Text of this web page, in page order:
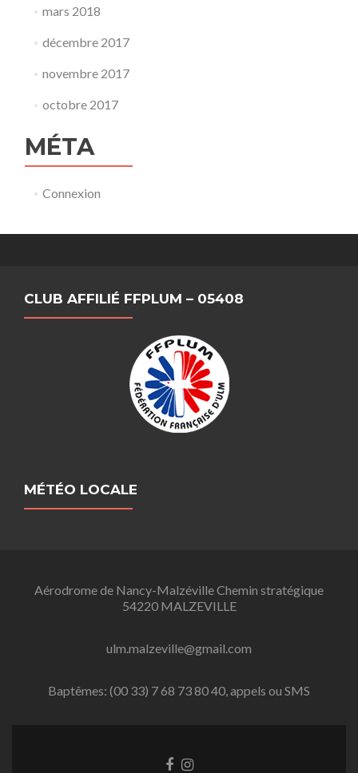
mars 2018
décembre 2017
novembre 2017
octobre 2017
MÉTA
Connexion
CLUB AFFILIÉ FFPLUM – 05408
MÉTÉO LOCALE
Aérodrome de Nancy-Malzéville Chemin stratégique
54220 MALZEVILLE
ulm.malzeville@gmail.com
Baptêmes: (00 33) 7 68 73 80 40, appels ou SMS
L L